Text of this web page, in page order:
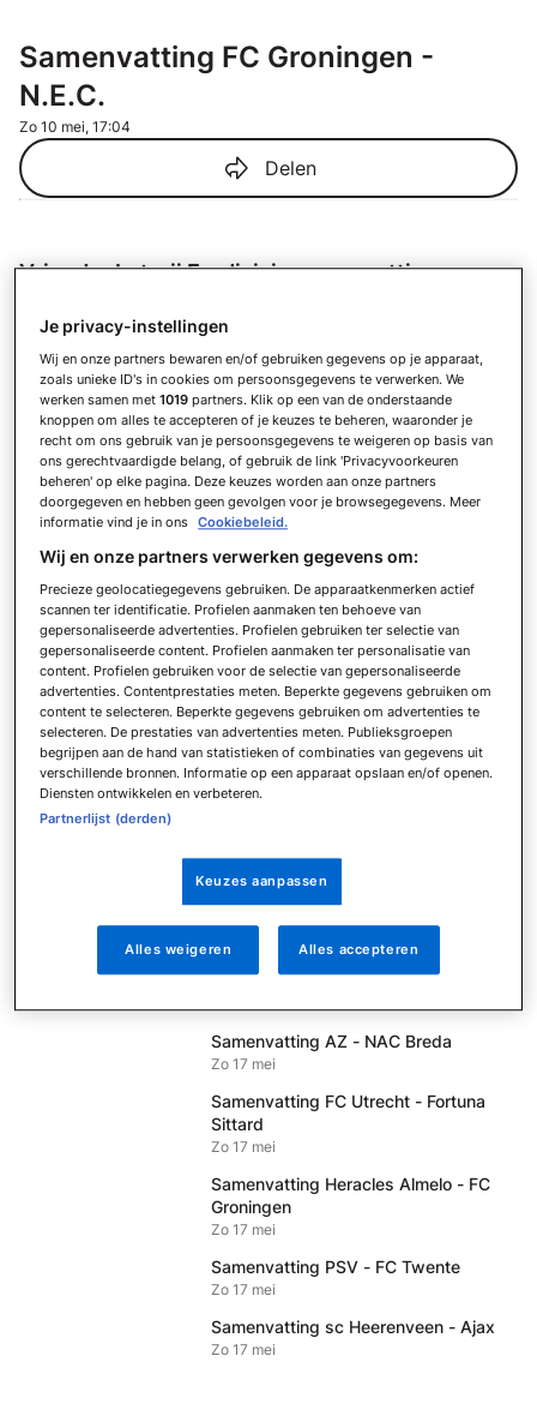
Samenvatting FC Groningen -
N.E.C.
Zo 10 mei, 17:04
Delen
VriendenLoterij Eredivisie samenvattingen
Za 8 augustus
Samenvatting PSV - Fortuna Sittard
Za 8 augustus
Samenvatting Go Ahead Eagles -
Willem II
Za 8 augustus
Samenvatting N.E.C. - Telstar
Vr 7 augustus
Samenvatting Ajax - FC Utrecht
Zo 24 mei
Samenvatting FC Utrecht - sc
Heerenveen
Do 21 mei
Samenvatting Ajax - FC Groningen
Do 21 mei
Zo 17 mei
Eagles
Zo 17 mei
Samenvatting FC Volendam - Telstar
Samenvatting AZ - NAC Breda
Zo 17 mei
Samenvatting FC Utrecht - Fortuna
Sittard
Zo 17 mei
Samenvatting Heracles Almelo - FC
Groningen
Zo 17 mei
Samenvatting PSV - FC Twente
Zo 17 mei
Samenvatting sc Heerenveen - Ajax
Zo 17 mei
Je privacy-instellingen
Wij en onze partners bewaren en/of gebruiken gegevens op je apparaat,
zoals unieke ID's in cookies om persoonsgegevens te verwerken. We
werken samen met1019 partners. Klik op een van de onderstaande
knoppen om alles te accepteren of je keuzes te beheren, waaronder je
recht om ons gebruik van je persoonsgegevens te weigeren op basis van
ons gerechtvaardigde belang, of gebruik de link 'Privacyvoorkeuren
beheren' op elke pagina. Deze keuzes worden aan onze partners
doorgegeven en hebben geen gevolgen voor je browsegegevens. Meer
informatie vind je in ons Cookiebeleid.
Wij en onze partners verwerken gegevens om:
Precieze geolocatiegegevens gebruiken. De apparaatkenmerken actief
scannen ter identificatie. Profielen aanmaken ten behoeve van
gepersonaliseerde advertenties. Profielen gebruiken ter selectie van
gepersonaliseerde content. Profielen aanmaken ter personalisatie van
content. Profielen gebruiken voor de selectie van gepersonaliseerde
advertenties. Contentprestaties meten. Beperkte gegevens gebruiken om
content te selecteren. Beperkte gegevens gebruiken om advertenties te
selecteren. De prestaties van advertenties meten. Publieksgroepen
begrijpen aan de hand van statistieken of combinaties van gegevens uit
verschillende bronnen. Informatie op een apparaat opslaan en/of openen.
Diensten ontwikkelen en verbeteren.
Partnerlijst (derden)
Keuzes aanpassen
Alles weigeren Alles accepteren